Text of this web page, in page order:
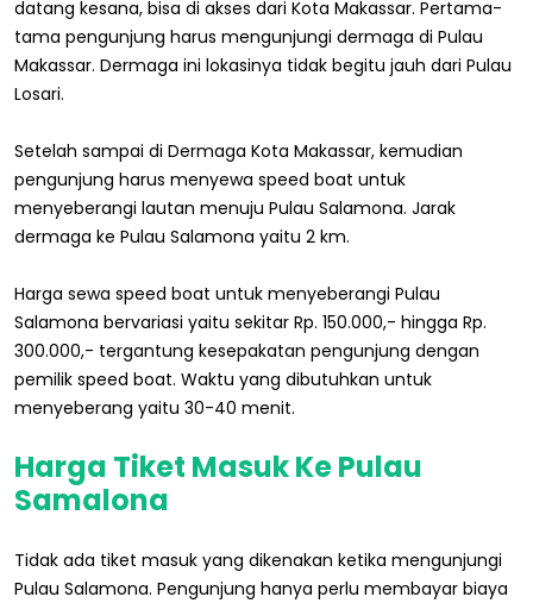
datang kesana, bisa di akses dari Kota Makassar. Pertama-
tama pengunjung harus mengunjungi dermaga di Pulau
Makassar. Dermaga ini lokasinya tidak begitu jauh dari Pulau
Losari.
Setelah sampai di Dermaga Kota Makassar, kemudian
pengunjung harus menyewa speed boat untuk
menyeberangi lautan menuju Pulau Salamona. Jarak
dermaga ke Pulau Salamona yaitu 2 km.
Harga sewa speed boat untuk menyeberangi Pulau
Salamona bervariasi yaitu sekitar Rp. 150.000,- hingga Rp.
300.000,- tergantung kesepakatan pengunjung dengan
pemilik speed boat. Waktu yang dibutuhkan untuk
menyeberang yaitu 30-40 menit.
Harga Tiket Masuk Ke Pulau
Samalona
Tidak ada tiket masuk yang dikenakan ketika mengunjungi
Pulau Salamona. Pengunjung hanya perlu membayar biaya